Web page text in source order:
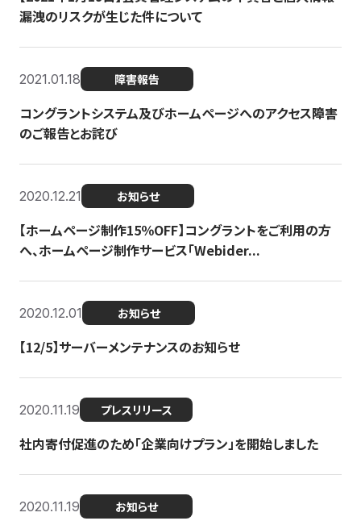
漏洩のリスクが生じた件について
2021.01.18 障害報告
コングラントシステム及びホームページへのアクセス障害
のご報告とお詫び
2020.12.21 お知らせ
【ホームページ制作15％OFF】コングラントをご利用の方
へ、ホームページ制作サービス「Webider...
2020.12.01 お知らせ
【12/5】サーバーメンテナンスのお知らせ
2020.11.19 プレスリリース
社内寄付促進のため「企業向けプラン」を開始しました
2020.11.19 お知らせ